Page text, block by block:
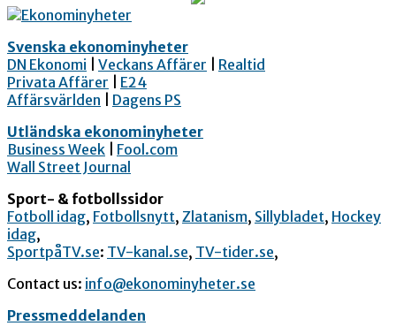
Svenska ekonominyheter
DN Ekonomi
Veckans Affärer
Realtid
Privata Affärer
E24
Affärsvärlden
Dagens PS
Utländska ekonominyheter
Business Week
Fool.com
Wall Street Journal
Sport- & fotbollssidor
Fotboll idag, Fotbollsnytt, Zlatanism, Sillybladet, Hockey
idag,
SportpåTV.se: TV-kanal.se, TV-tider.se,
Contact us: info@ekonominyheter.se
Pressmeddelanden